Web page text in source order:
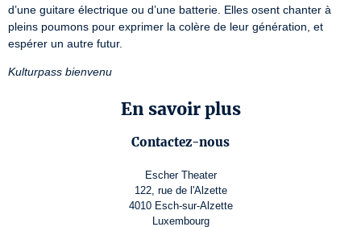
d’une guitare électrique ou d’une batterie. Elles osent chanter à
pleins poumons pour exprimer la colère de leur génération, et
espérer un autre futur.
Kulturpass bienvenu
En savoir plus
Contactez-nous
Escher Theater
122, rue de l'Alzette
4010 Esch-sur-Alzette
Luxembourg